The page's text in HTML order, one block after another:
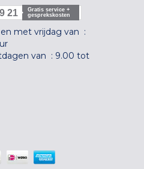
21
Gratis service +
gesprekskosten
met vrijdag van :
van : 9.00 tot